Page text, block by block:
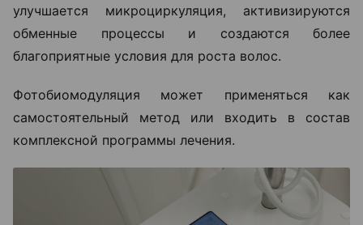
улучшается микроциркуляция, активизируются
обменные процессы и создаются более
благоприятные условия для роста волос.
Фотобиомодуляция может применяться как
самостоятельный метод или входить в состав
комплексной программы лечения.